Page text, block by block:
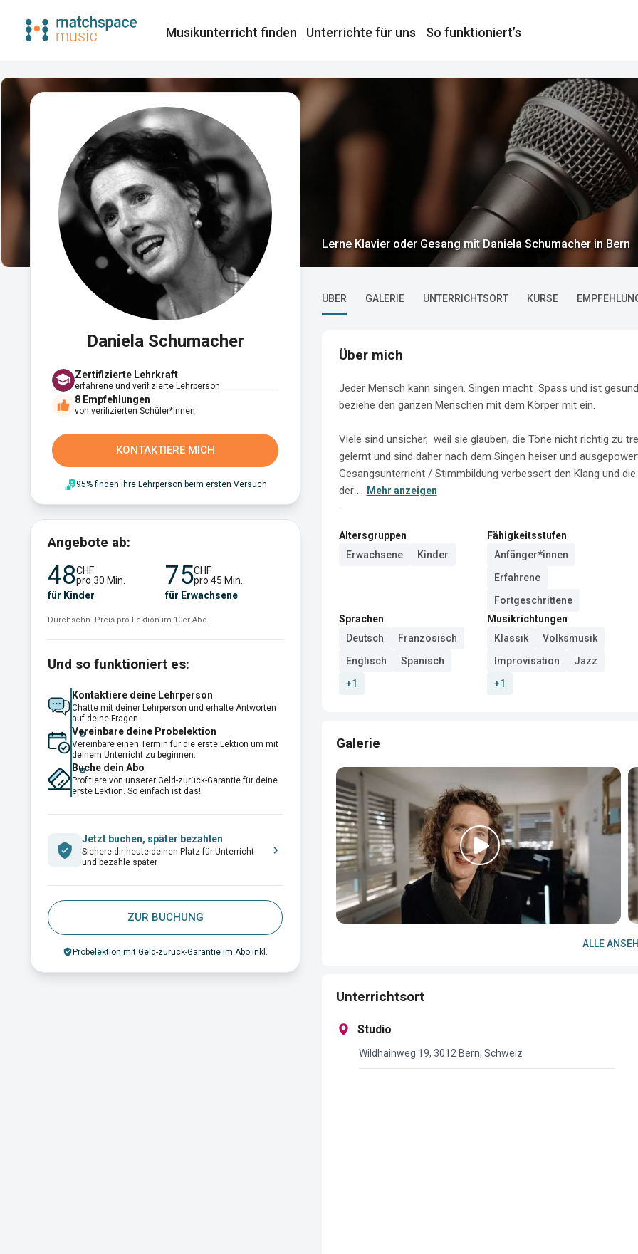
Musikunterricht finden​ Unterrichte für uns So funktioniert’s
Lerne Klavier oder Gesang mit Daniela Schumacher in Bern
Daniela Schumacher
Zertifizierte Lehrkraft
erfahrene und verifizierte Lehrperson
8 Empfehlungen
von verifizierten Schüler*innen
KONTAKTIERE MICH
95% finden ihre Lehrperson beim ersten Versuch
Angebote ab:
48CHF
pro 30 Min.
für Kinder
75CHF
pro 45 Min.
für Erwachsene
Durchschn. Preis pro Lektion im 10er-Abo.
Und so funktioniert es:
Kontaktiere deine Lehrperson
Chatte mit deiner Lehrperson und erhalte Antworten
auf deine Fragen.
Vereinbare deine Probelektion
Vereinbare einen Termin für die erste Lektion um mit
deinem Unterricht zu beginnen.
Buche dein Abo
Profitiere von unserer Geld-zurück-Garantie für deine
erste Lektion. So einfach ist das!
Jetzt buchen, später bezahlen
Sichere dir heute deinen Platz für Unterricht
und bezahle später
ZUR BUCHUNG
Probelektion mit Geld-zurück-Garantie im Abo inkl.
ÜBER GALERIE UNTERRICHTSORT KURSE
Über mich
Jeder Mensch kann singen. Singen macht  Spass und ist
beziehe den ganzen Menschen mit dem Körper mit ein.
Viele sind unsicher,  weil sie glauben, die Töne nicht richtig zu
gelernt und sind daher nach dem Singen heiser und
Gesangsunterricht / Stimmbildung verbessert den Klang und
der ...
Mehr anzeigen
Altersgruppen
Erwachsene
Kinder
Fähigkeitsstufen
Anfänger*innen
Erfahrene
Fortgeschrittene
Sprachen
Deutsch
Französisch
Englisch
Spanisch
+1
Musikrichtungen
Klassik
Volksmusik
Improvisation
Jazz
+1
Galerie
ALLE
Unterrichtsort
Studio
Wildhainweg 19, 3012 Bern, Schweiz